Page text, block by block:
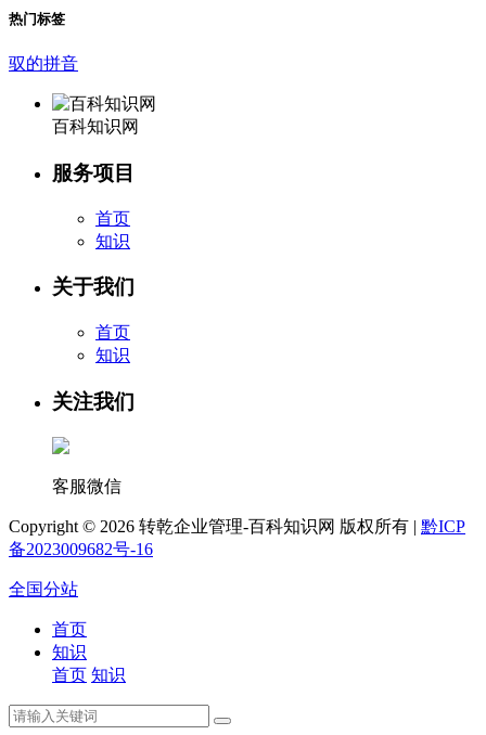
热门标签
驭的拼音
百科知识网
服务项目
首页
知识
关于我们
首页
知识
关注我们
客服微信
Copyright © 2026 转乾企业管理-百科知识网 版权所有 | 黔ICP
备2023009682号-16
全国分站
首页
知识
首页 知识